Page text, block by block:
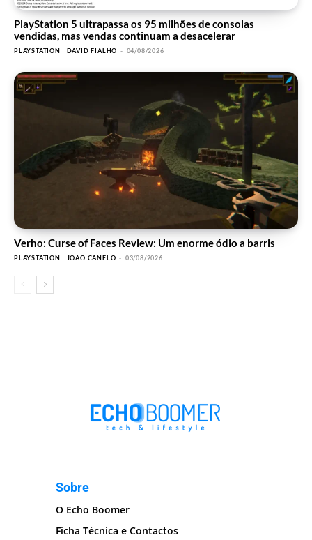
PlayStation 5 ultrapassa os 95 milhões de consolas
vendidas, mas vendas continuam a desacelerar
PLAYSTATION DAVID FIALHO - 04/08/2026
Verho: Curse of Faces Review: Um enorme ódio a barris
PLAYSTATION JOÃO CANELO - 03/08/2026
Sobre
O Echo Boomer
Ficha Técnica e Contactos